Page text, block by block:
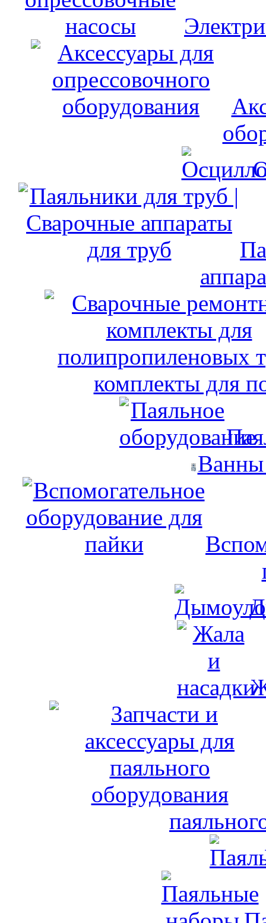
комплекты для
Ванны